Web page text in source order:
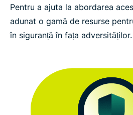
Pentru a ajuta la abordarea
adunat o gamă de resurse
în siguranță în fața adversităților.